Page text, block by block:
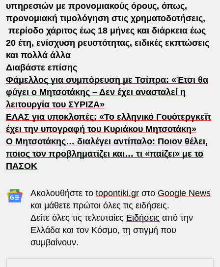
υπηρεσιών με προνομιακούς όρους, όπως,
προνομιακή τιμολόγηση στις χρηματοδοτήσεις,
περίοδο χάριτος έως 18 μήνες και διάρκεια έως
20 έτη, ενίσχυση ρευστότητας, ειδικές εκπτώσεις
και πολλά άλλα
Διαβάστε επίσης
Φάμελλος για συμπόρευση με Τσίπρα: «Έτσι θα
φύγει ο Μητσοτάκης – Δεν έχει ανασταλεί η
λειτουργία του ΣΥΡΙΖΑ»
ΕΛΑΣ για υποκλοπές: «Το ελληνικό Γουότεργκεϊτ
έχει την υπογραφή του Κυριάκου Μητσοτάκη»
Ο Μητσοτάκης… διαλέγει αντίπαλο: Ποιον θέλει,
ποιος τον προβληματίζει και… τι «παίζει» με το
ΠΑΣΟΚ
Ακολουθήστε το topontiki.grστο Google News
και μάθετε πρώτοι όλες τις ειδήσεις.
Δείτε όλες τις τελευταίες Ειδήσεις από την
Ελλάδα και τον Κόσμο, τη στιγμή που
συμβαίνουν.